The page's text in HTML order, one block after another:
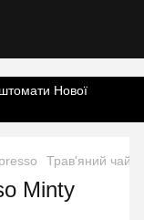
Нової
Трав'яний чай
Minty